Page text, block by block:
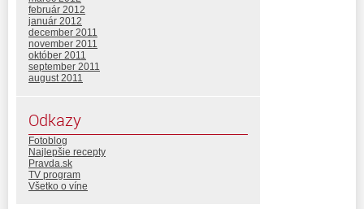
február 2012
január 2012
december 2011
november 2011
október 2011
september 2011
august 2011
Odkazy
Fotoblog
Najlepšie recepty
Pravda.sk
TV program
Všetko o víne